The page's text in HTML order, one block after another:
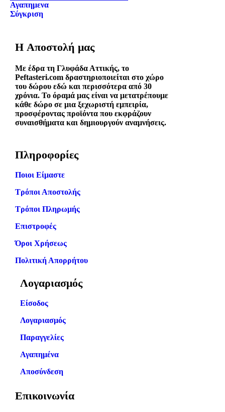
Αγαπημενα
Σύγκριση
H Αποστολή μας
Με έδρα τη Γλυφάδα Αττικής, το
Peftasteri.com δραστηριοποιείται στο χώρο
του δώρου εδώ και περισσότερα από 30
χρόνια. Το όραμά μας είναι να μετατρέπουμε
κάθε δώρο σε μια ξεχωριστή εμπειρία,
προσφέροντας προϊόντα που εκφράζουν
συναισθήματα και δημιουργούν αναμνήσεις.
Πληροφορίες
Ποιοι Είμαστε
Τρόποι Αποστολής
Τρόποι Πληρωμής
Επιστροφές
Όροι Χρήσεως
Πολιτική Απορρήτου
Λογαριασμός
Είσοδος
Λογαριασμός
Παραγγελίες
Αγαπημένα
Αποσύνδεση
Επικοινωνία